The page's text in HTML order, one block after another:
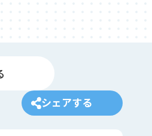
シェアする